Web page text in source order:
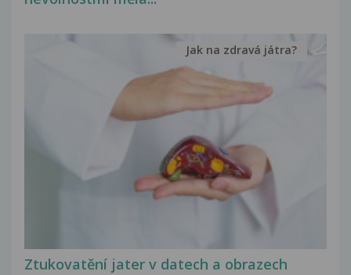
Ztukovatění jater v datech a obrazech
Jak na zdravá játra?